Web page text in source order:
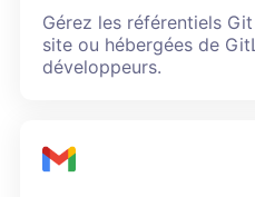
Gérez les référentiels
site ou hébergées de
développeurs.